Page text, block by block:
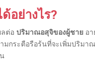
อย่างไร?
ต่อ ปริมาณอสุจิของผู้ชาย อ
มกระตือรือร้นที่จะเพิ่มปริม